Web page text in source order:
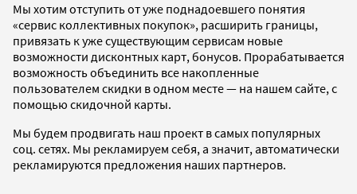
Мы хотим отступить от уже поднадоевшего понятия
«сервис коллективных покупок», расширить границы,
привязать к уже существующим сервисам новые
возможности дисконтных карт, бонусов. Прорабатывается
возможность объединить все накопленные
пользователем скидки в одном месте — на нашем сайте, с
помощью скидочной карты.
Мы будем продвигать наш проект в самых популярных
соц. cетях. Мы рекламируем себя, а значит, автоматически
рекламируются предложения наших партнеров.